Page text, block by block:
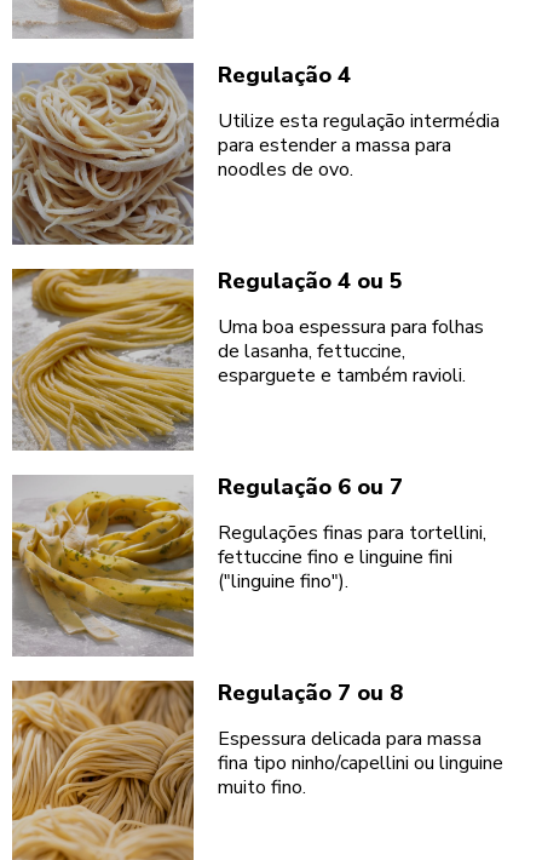
Regulação 4
Utilize esta regulação intermédia
para estender a massa para
noodles de ovo.
Regulação 4 ou 5
Uma boa espessura para folhas
de lasanha, fettuccine,
esparguete e também ravioli.
Regulação 6 ou 7
Regulações finas para tortellini,
fettuccine fino e linguine fini
("linguine fino").
Regulação 7 ou 8
Espessura delicada para massa
fina tipo ninho/capellini ou linguine
muito fino.